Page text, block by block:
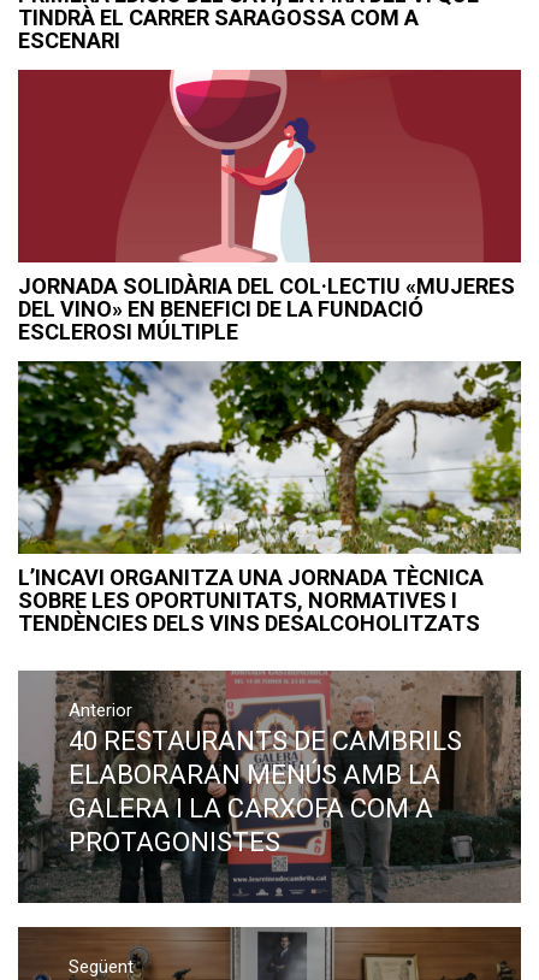
TINDRÀ EL CARRER SARAGOSSA COM A
ESCENARI
JORNADA SOLIDÀRIA DEL COL·LECTIU «MUJERES
DEL VINO» EN BENEFICI DE LA FUNDACIÓ
ESCLEROSI MÚLTIPLE
L’INCAVI ORGANITZA UNA JORNADA TÈCNICA
SOBRE LES OPORTUNITATS, NORMATIVES I
TENDÈNCIES DELS VINS DESALCOHOLITZATS
Navegació
d'entrades
Anterior
Previous
post:
40 RESTAURANTS DE CAMBRILS
ELABORARAN MENÚS AMB LA
GALERA I LA CARXOFA COM A
PROTAGONISTES
Següent